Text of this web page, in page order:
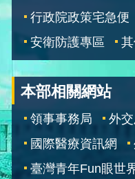
行政院政策宅急便
安衛防護專區
本部相關網站
領事事務局 外
國際醫療資訊網
臺灣青年Fun眼世